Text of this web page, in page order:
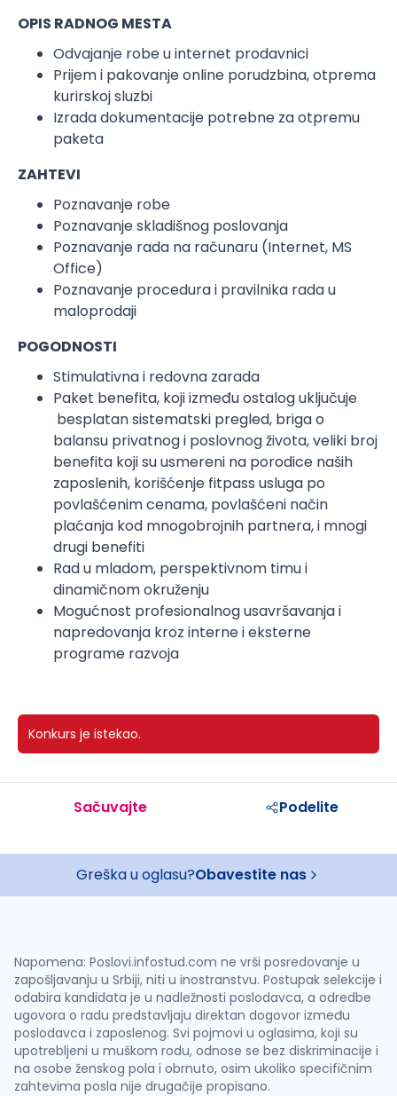
OPIS RADNOG MESTA
Odvajanje robe u internet prodavnici
Prijem i pakovanje online porudzbina, otprema
kurirskoj sluzbi
Izrada dokumentacije potrebne za otpremu
paketa
ZAHTEVI
Poznavanje robe
Poznavanje skladišnog poslovanja
Poznavanje rada na računaru (Internet, MS
Office)
Poznavanje procedura i pravilnika rada u
maloprodaji
POGODNOSTI
Stimulativna i redovna zarada
Paket benefita, koji između ostalog uključuje
besplatan sistematski pregled, briga o
balansu privatnog i poslovnog života, veliki broj
benefita koji su usmereni na porodice naših
zaposlenih, korišćenje fitpass usluga po
povlašćenim cenama, povlašćeni način
plaćanja kod mnogobrojnih partnera, i mnogi
drugi benefiti
Rad u mladom, perspektivnom timu i
dinamičnom okruženju
​Mogućnost profesionalnog usavršavanja i
napredovanja kroz interne i eksterne
programe razvoja
Konkurs je istekao.
Sačuvajte Podelite
Greška u oglasu?Obavestite nas
Napomena: Poslovi.infostud.com ne vrši posredovanje u
zapošljavanju u Srbiji, niti u inostranstvu. Postupak selekcije i
odabira kandidata je u nadležnosti poslodavca, a odredbe
ugovora o radu predstavljaju direktan dogovor između
poslodavca i zaposlenog. Svi pojmovi u oglasima, koji su
upotrebljeni u muškom rodu, odnose se bez diskriminacije i
na osobe ženskog pola i obrnuto, osim ukoliko specifičnim
zahtevima posla nije drugačije propisano.